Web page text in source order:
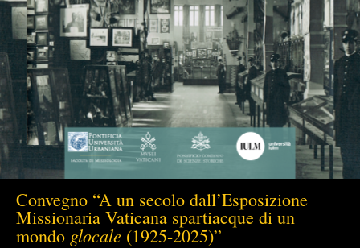
Missionaria
Vaticana
spartiacque
di
un
mondo
glocale
(1925-
2025)”
Convegno “A un secolo dall’Esposizione
Missionaria Vaticana spartiacque di un
mondo glocale (1925-2025)”